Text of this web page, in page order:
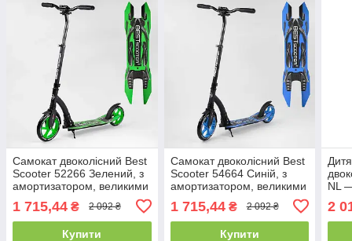
Самокат двоколісний Best
Scooter 52266 Зелений, з
амортизатором, великими
колесами PU 23/20 см, до
100 кг
1 715,44 ₴ 2 092 ₴
Купити
Самокат двоколісний Best
Scooter 54664 Синій, з
амортизатором, великими
колесами PU 23/20 см, до
100 кг
1 715,44₴ 2 092 ₴
Купити
NL
2